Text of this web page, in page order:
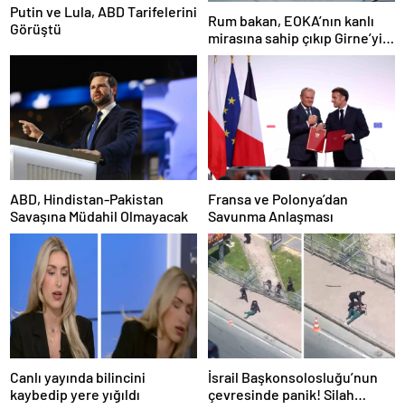
Putin ve Lula, ABD Tarifelerini
Görüştü
Rum bakan, EOKA’nın kanlı
mirasına sahip çıkıp Girne’yi
hedef gösterdi
ABD, Hindistan-Pakistan
Savaşına Müdahil Olmayacak
Fransa ve Polonya’dan
Savunma Anlaşması
Canlı yayında bilincini
kaybedip yere yığıldı
İsrail Başkonsolosluğu’nun
çevresinde panik! Silah